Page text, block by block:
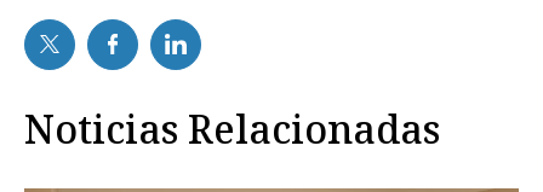
Noticias Relacionadas